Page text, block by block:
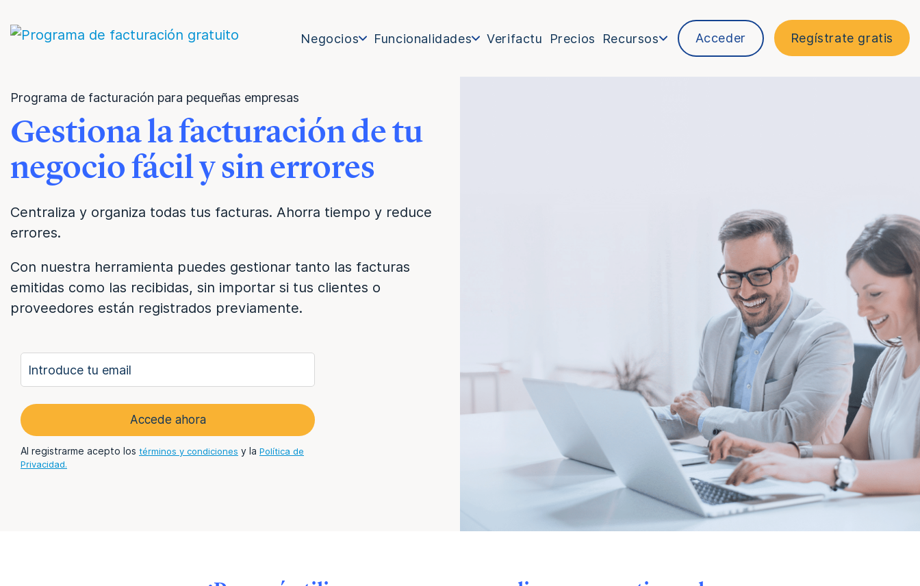
Regístrate gratis
Negocios Funcionalidades Verifactu Precios Recursos Acceder
Programa de facturación para pequeñas empresas
Gestiona la facturación de tu
negocio fácil y sin errores
Centraliza y organiza todas tus facturas. Ahorra tiempo y reduce
errores.
Con nuestra herramienta puedes gestionar tanto las facturas
emitidas como las recibidas, sin importar si tus clientes o
proveedores están registrados previamente.
Accede ahora
Al registrarme acepto los términos y condiciones y la Política de
Privacidad.